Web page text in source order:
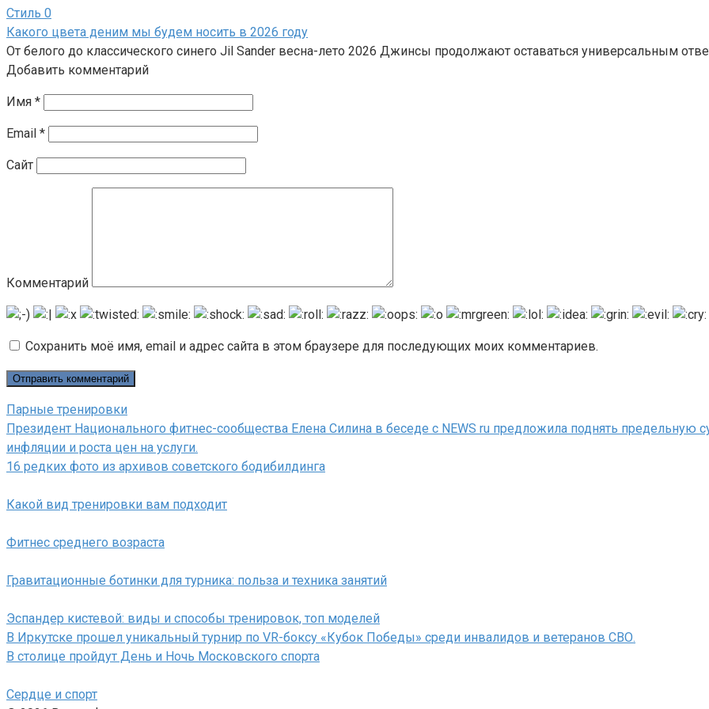
Стиль 0
Какого цвета деним мы будем носить в 2026 году
От белого до классического синего Jil Sander весна-лето 2026 Джинсы продолжают оставаться универсальным
Добавить комментарий
Имя *
Email *
Сайт
Комментарий
Сохранить моё имя, email и адрес сайта в этом браузере для последующих моих комментариев.
Парные тренировки
Президент Национального фитнес-сообщества Елена Силина в беседе с NEWS ru предложила поднять предельную
инфляции и роста цен на услуги.
16 редких фото из архивов советского бодибилдинга
Какой вид тренировки вам подходит
Фитнес среднего возраста
Гравитационные ботинки для турника: польза и техника занятий
Эспандер кистевой: виды и способы тренировок, топ моделей
В Иркутске прошел уникальный турнир по VR-боксу «Кубок Победы» среди инвалидов и ветеранов СВО.
В столице пройдут День и Ночь Московского спорта
Сердце и спорт